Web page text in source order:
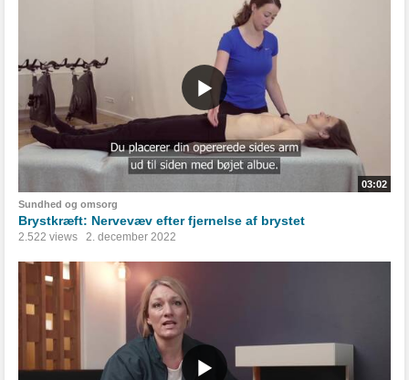
03:02
Sundhed og omsorg
Brystkræft: Nervevæv efter fjernelse af brystet
2.522 views 2. december 2022